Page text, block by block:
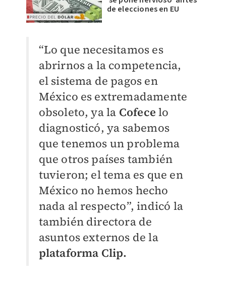
de elecciones en EU
“Lo que necesitamos es
abrirnos a la competencia,
el sistema de pagos en
México es extremadamente
obsoleto, ya la Cofecelo
diagnosticó, ya sabemos
que tenemos un problema
que otros países también
tuvieron; el tema es que en
México no hemos hecho
nada al respecto”, indicó la
también directora de
asuntos externos de la
plataforma Clip.